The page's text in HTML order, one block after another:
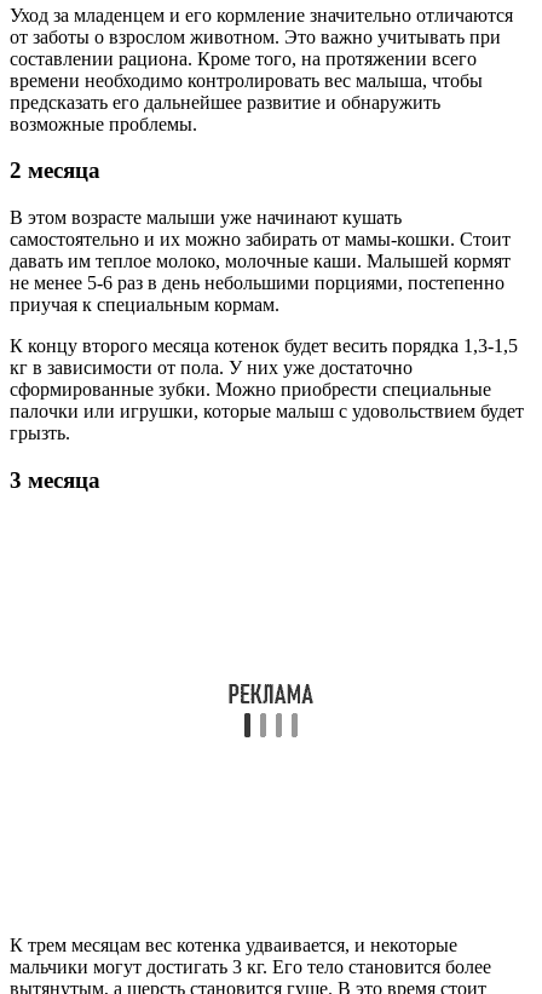
Уход за младенцем и его кормление значительно отличаются
от заботы о взрослом животном. Это важно учитывать при
составлении рациона. Кроме того, на протяжении всего
времени необходимо контролировать вес малыша, чтобы
предсказать его дальнейшее развитие и обнаружить
возможные проблемы.
2 месяца
В этом возрасте малыши уже начинают кушать
самостоятельно и их можно забирать от мамы-кошки. Стоит
давать им теплое молоко, молочные каши. Малышей кормят
не менее 5-6 раз в день небольшими порциями, постепенно
приучая к специальным кормам.
К концу второго месяца котенок будет весить порядка 1,3-1,5
кг в зависимости от пола. У них уже достаточно
сформированные зубки. Можно приобрести специальные
палочки или игрушки, которые малыш с удовольствием будет
грызть.
3 месяца
К трем месяцам вес котенка удваивается, и некоторые
мальчики могут достигать 3 кг. Его тело становится более
вытянутым, а шерсть становится гуще. В это время стоит